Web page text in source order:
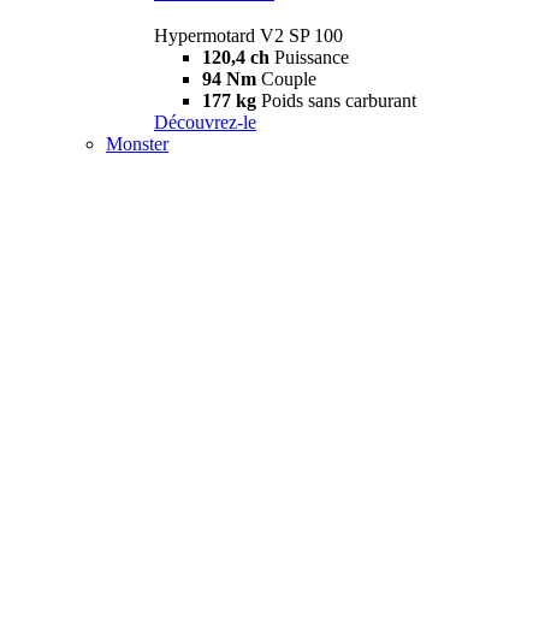
Hypermotard V2 SP 100
120,4 ch Puissance
94 Nm Couple
177 kg Poids sans carburant
Découvrez-le
Monster